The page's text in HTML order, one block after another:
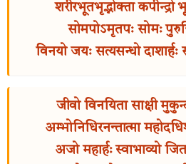
शरीरभूतभृद्भोक्ता कपीन्द्रो
सोमपोऽमृतपः सोमः
विनयो जयः सत्यसन्धो
जीवो विनयिता साक्षी
अम्भोनिधिरनन्तात्मा
अजो महार्हः स्वाभाव्यो